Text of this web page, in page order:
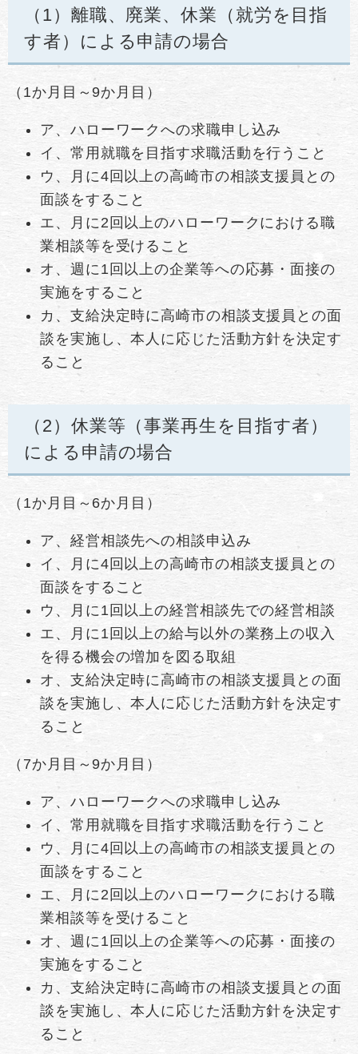
（1）離職、廃業、休業（就労を目指
す者）による申請の場合
（1か月目～9か月目）
ア、ハローワークへの求職申し込み
イ、常用就職を目指す求職活動を行うこと
ウ、月に4回以上の高崎市の相談支援員との
面談をすること
エ、月に2回以上のハローワークにおける職
業相談等を受けること
オ、週に1回以上の企業等への応募・面接の
実施をすること
カ、支給決定時に高崎市の相談支援員との面
談を実施し、本人に応じた活動方針を決定す
ること
（2）休業等（事業再生を目指す者）
による申請の場合
（1か月目～6か月目）
ア、経営相談先への相談申込み
イ、月に4回以上の高崎市の相談支援員との
面談をすること
ウ、月に1回以上の経営相談先での経営相談
エ、月に1回以上の給与以外の業務上の収入
を得る機会の増加を図る取組
オ、支給決定時に高崎市の相談支援員との面
談を実施し、本人に応じた活動方針を決定す
ること
（7か月目～9か月目）
ア、ハローワークへの求職申し込み
イ、常用就職を目指す求職活動を行うこと
ウ、月に4回以上の高崎市の相談支援員との
面談をすること
エ、月に2回以上のハローワークにおける職
業相談等を受けること
オ、週に1回以上の企業等への応募・面接の
実施をすること
カ、支給決定時に高崎市の相談支援員との面
談を実施し、本人に応じた活動方針を決定す
ること